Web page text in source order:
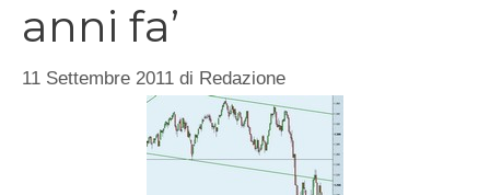
anni fa’
11 Settembre 2011 di Redazione